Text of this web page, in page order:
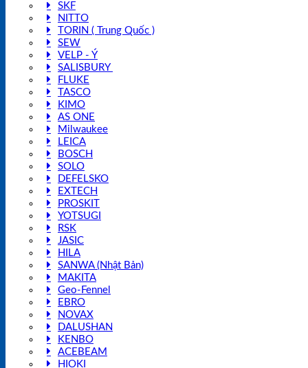
SKF
NITTO
TORIN ( Trung Quốc )
SEW
VELP - Ý
SALISBURY
FLUKE
TASCO
KIMO
AS ONE
Milwaukee
LEICA
BOSCH
SOLO
DEFELSKO
EXTECH
PROSKIT
YOTSUGI
RSK
JASIC
HILA
SANWA (Nhật Bản)
MAKITA
Geo-Fennel
EBRO
NOVAX
DALUSHAN
KENBO
ACEBEAM
HIOKI